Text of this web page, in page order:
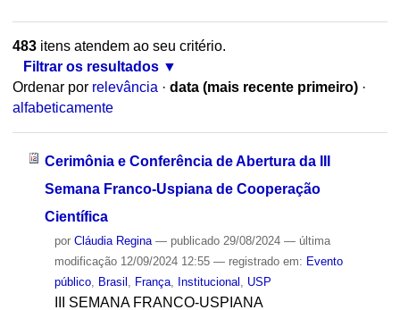
483itens atendem ao seu critério.
Filtrar os resultados
Ordenar por relevância · data (mais recente primeiro) ·
alfabeticamente
Cerimônia e Conferência de Abertura da III
Semana Franco-Uspiana de Cooperação
Científica
por Cláudia Regina — publicado29/08/2024 — última
modificação12/09/2024 12:55 — registrado em: Evento
público, Brasil França, Institucional USP
III SEMANA FRANCO-USPIANA